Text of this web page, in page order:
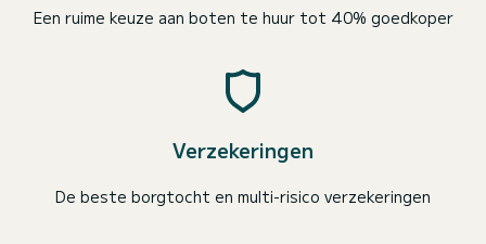
Een ruime keuze aan boten te huur tot 40% goedkoper
Verzekeringen
De beste borgtocht en multi-risico verzekeringen